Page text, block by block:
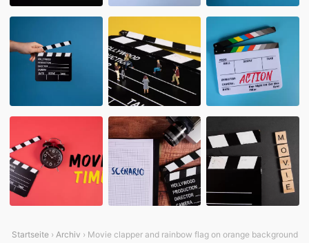
Startseite› Archiv › Movie clapper and rainbow flag on orange background